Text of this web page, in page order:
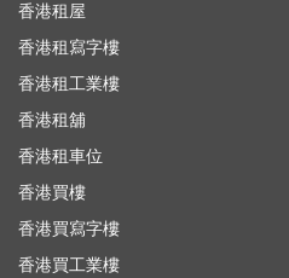
香港租屋
香港租寫字樓
香港租工業樓
香港租舖
香港租車位
香港買樓
香港買寫字樓
香港買工業樓